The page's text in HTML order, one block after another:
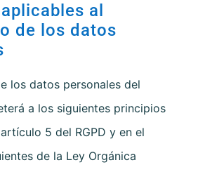
al
de los datos
los datos personales del
a los siguientes principios
5 del RGPD y en el
de la Ley Orgánica